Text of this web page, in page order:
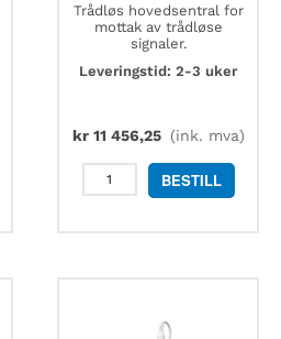
Trådløs hovedsentral for
mottak av trådløse
signaler.
Leveringstid: 2-3 uker
kr11 456,25 (ink. mva)
AquaLabo
AquaGat
BESTILL